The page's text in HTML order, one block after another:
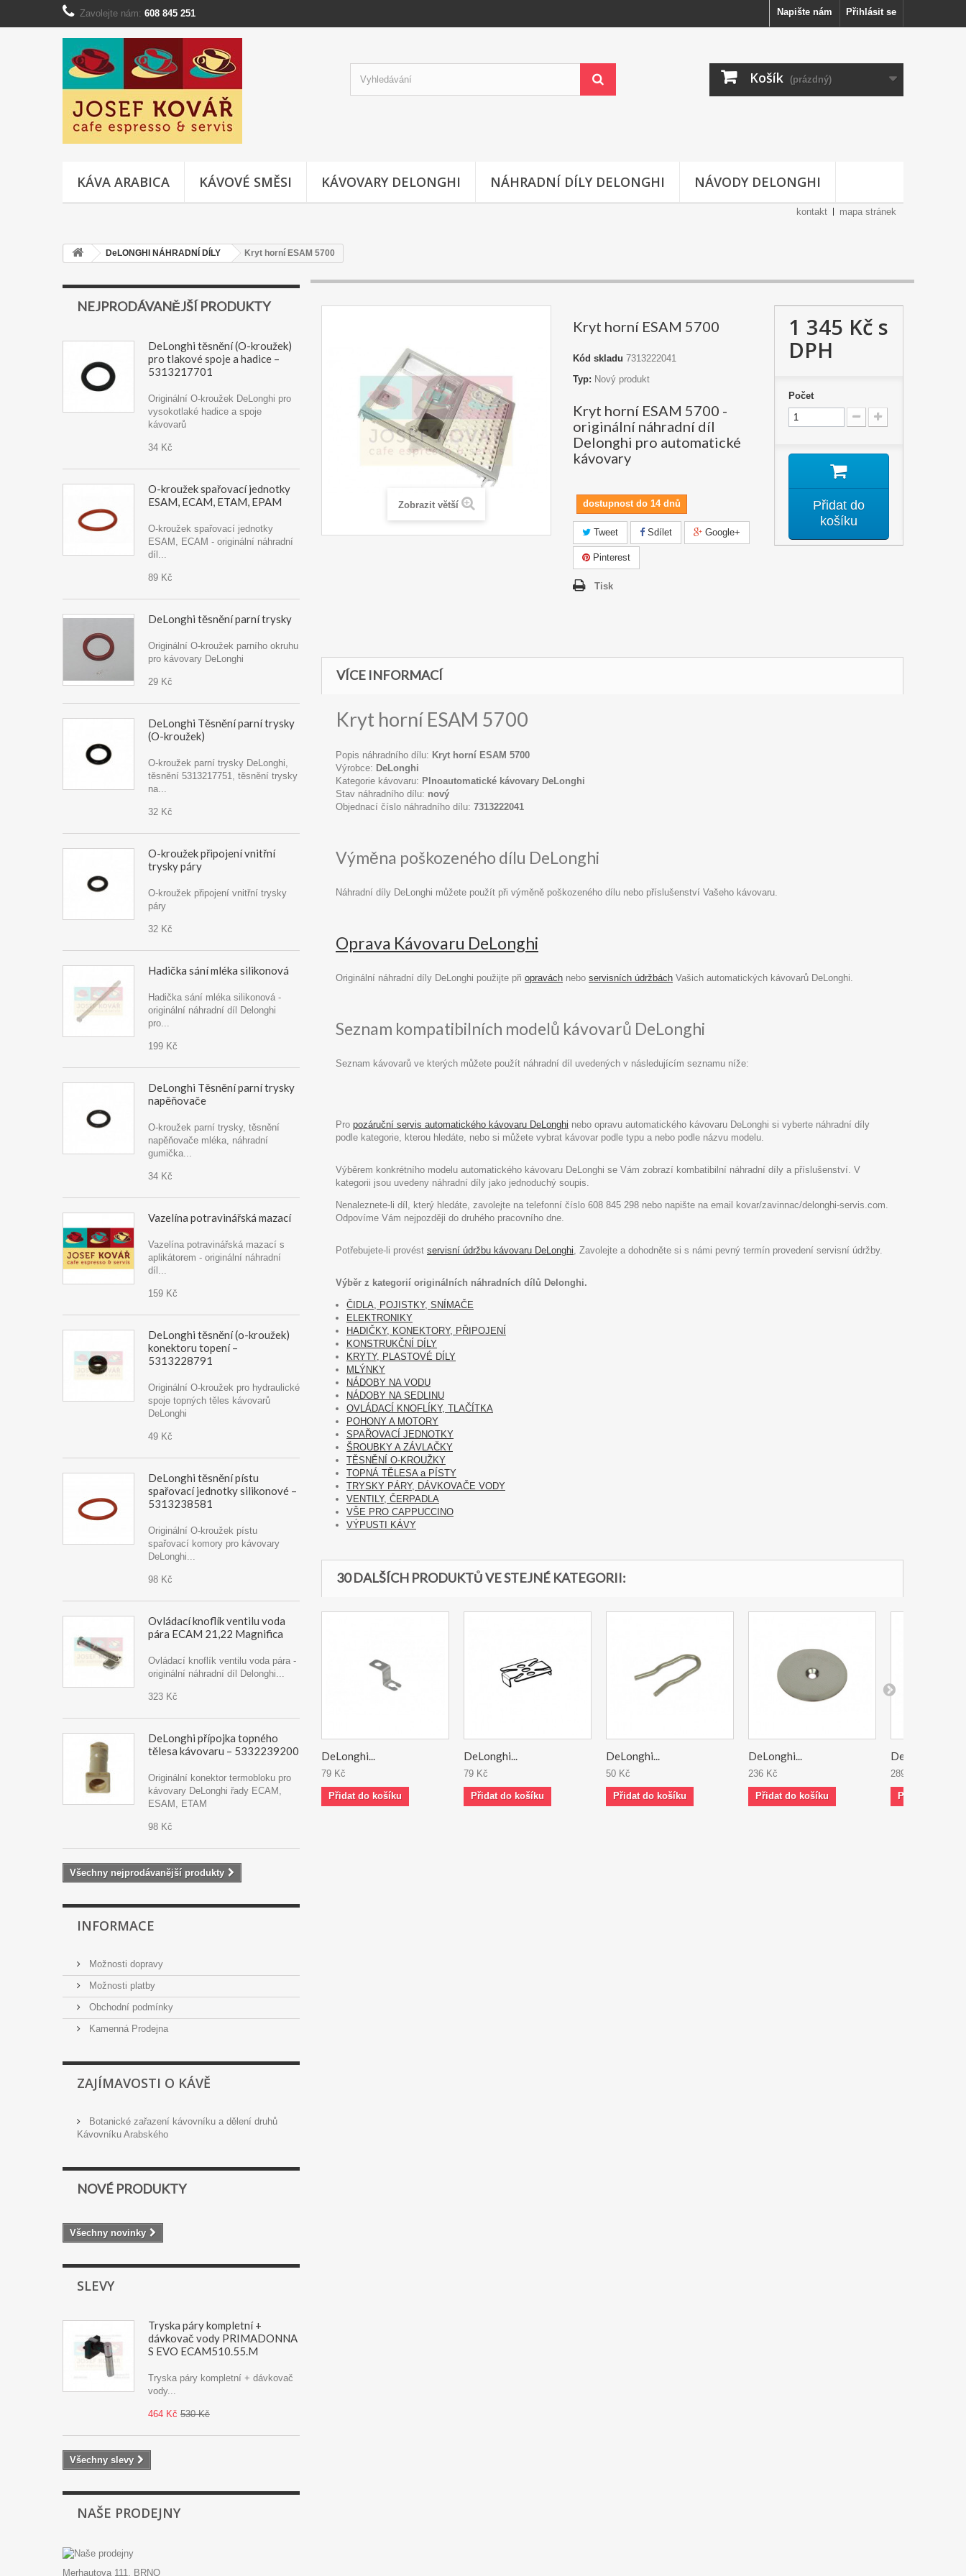
Přihlásit se
Napište nám
Zavolejte nám: 608 845 251
Košík (prázdný)
KÁVA ARABICA KÁVOVÉ SMĚSI KÁVOVARY DELONGHI NÁHRADNÍ DÍLY DELONGHI NÁVODY DELONGHI
kontakt mapa stránek
DeLONGHI NÁHRADNÍ DÍLY Kryt horní ESAM 5700
NEJPRODÁVANĚJŠÍ PRODUKTY
DeLonghi těsnění (O-kroužek)
pro tlakové spoje a hadice –
5313217701
Originální O-kroužek DeLonghi pro
vysokotlaké hadice a spoje
kávovarů
34 Kč
O-kroužek spařovací jednotky
ESAM, ECAM, ETAM, EPAM
O-kroužek spařovací jednotky
ESAM, ECAM - originální náhradní
díl...
89 Kč
DeLonghi těsnění parní trysky
Originální O-kroužek parního okruhu
pro kávovary DeLonghi
29 Kč
DeLonghi Těsnění parní trysky
(O-kroužek)
O-kroužek parní trysky DeLonghi,
těsnění 5313217751, těsnění trysky
na...
32 Kč
O-kroužek připojení vnitřní
trysky páry
O-kroužek připojení vnitřní trysky
páry
32 Kč
Hadička sání mléka silikonová
Hadička sání mléka silikonová -
originální náhradní díl Delonghi
pro...
199 Kč
DeLonghi Těsnění parní trysky
napěňovače
O-kroužek parní trysky, těsnění
napěňovače mléka, náhradní
gumička...
34 Kč
Vazelína potravinářská mazací
Vazelína potravinářská mazací s
aplikátorem - originální náhradní
díl...
159 Kč
DeLonghi těsnění (o-kroužek)
konektoru topení –
5313228791
Originální O-kroužek pro hydraulické
spoje topných těles kávovarů
DeLonghi
49 Kč
DeLonghi těsnění pístu
spařovací jednotky silikonové –
5313238581
Originální O-kroužek pístu
spařovací komory pro kávovary
DeLonghi...
98 Kč
Ovládací knoflík ventilu voda
pára ECAM 21,22 Magnifica
Ovládací knoflík ventilu voda pára -
originální náhradní díl Delonghi...
323 Kč
DeLonghi přípojka topného
tělesa kávovaru – 5332239200
Originální konektor termobloku pro
kávovary DeLonghi řady ECAM,
ESAM, ETAM
98 Kč
Všechny nejprodávanější produkty
INFORMACE
Možnosti dopravy
Možnosti platby
Obchodní podmínky
Kamenná Prodejna
ZAJÍMAVOSTI O KÁVĚ
Botanické zařazení kávovníku a dělení druhů
Kávovníku Arabského
NOVÉ PRODUKTY
Všechny novinky
SLEVY
Tryska páry kompletní +
dávkovač vody PRIMADONNA
S EVO ECAM510.55.M
Tryska páry kompletní + dávkovač
vody...
464 Kč 530 Kč
Všechny slevy
NAŠE PRODEJNY
Merhautova 111, BRNO
Zobrazit větší
Kryt horní ESAM 5700
Kód skladu 7313222041
Typ: Nový produkt
Kryt horní ESAM 5700 -
originální náhradní díl
Delonghi pro automatické
kávovary
dostupnost do 14 dnů
Tweet Sdílet Google+
Pinterest
Tisk
1 345 Kčs
DPH
Počet
Přidat do
košíku
VÍCE INFORMACÍ
Kryt horní ESAM 5700
Popis náhradního dílu: Kryt horní ESAM 5700
Výrobce: DeLonghi
Kategorie kávovaru: Plnoautomatické kávovary DeLonghi
Stav náhradního dílu: nový
Objednací číslo náhradního dílu: 7313222041
Výměna poškozeného dílu DeLonghi
Náhradní díly DeLonghi můžete použít při výměně poškozeného dílu nebo příslušenství Vašeho kávovaru.
Oprava Kávovaru DeLonghi
Originální náhradní díly DeLonghi použijte při opravách nebo servisních údržbách Vašich automatických kávovarů DeLonghi.
Seznam kompatibilních modelů kávovarů DeLonghi
Seznam kávovarů ve kterých můžete použít náhradní díl uvedených v následujícím seznamu níže:
Pro pozáruční servis automatického kávovaru DeLonghi nebo opravu automatického kávovaru DeLonghi si vyberte náhradní díly
podle kategorie, kterou hledáte, nebo si můžete vybrat kávovar podle typu a nebo podle názvu modelu.
Výběrem konkrétního modelu automatického kávovaru DeLonghi se Vám zobrazí kombatibilní náhradní díly a příslušenství. V
kategorii jsou uvedeny náhradní díly jako jednoduchý soupis.
Nenaleznete-li díl, který hledáte, zavolejte na telefonní číslo 608 845 298 nebo napište na email kovar/zavinnac/delonghi-servis.com.
Odpovíme Vám nejpozději do druhého pracovního dne.
Potřebujete-li provést servisní údržbu kávovaru DeLonghi, Zavolejte a dohodněte si s námi pevný termín provedení servisní údržby.
Výběr z kategorií originálních náhradních dílů Delonghi.
ČIDLA, POJISTKY, SNÍMAČE
ELEKTRONIKY
HADIČKY, KONEKTORY, PŘIPOJENÍ
KONSTRUKČNÍ DÍLY
KRYTY, PLASTOVÉ DÍLY
MLÝNKY
NÁDOBY NA VODU
NÁDOBY NA SEDLINU
OVLÁDACÍ KNOFLÍKY, TLAČÍTKA
POHONY A MOTORY
SPAŘOVACÍ JEDNOTKY
ŠROUBKY A ZÁVLAČKY
TĚSNĚNÍ O-KROUŽKY
TOPNÁ TĚLESA a PÍSTY
TRYSKY PÁRY, DÁVKOVAČE VODY
VENTILY, ČERPADLA
VŠE PRO CAPPUCCINO
VÝPUSTI KÁVY
30 DALŠÍCH PRODUKTŮ VE STEJNÉ KATEGORII:
DeLonghi...
79 Kč
Přidat do košíku
DeLonghi...
79 Kč
Přidat do košíku
DeLonghi...
50 Kč
Přidat do košíku
DeLonghi...
236 Kč
Přidat do košíku
DeLonghi...
289 Kč
Přidat do